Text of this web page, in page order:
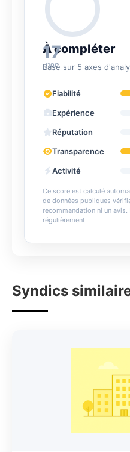
17
/100
À compléter
Basé sur 5 axes
Fiabilité
Expérience
Réputation
Transparence
Activité
Ce score est calculé
de données publiques
recommandation ni un
régulièrement.
Syndics